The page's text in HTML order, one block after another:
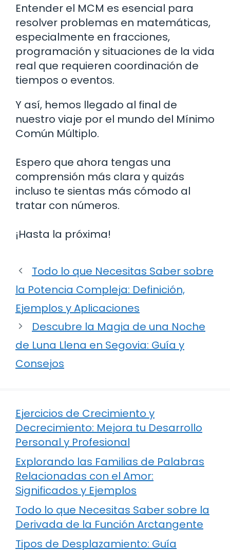
Entender el MCM es esencial para
resolver problemas en matemáticas,
especialmente en fracciones,
programación y situaciones de la vida
real que requieren coordinación de
tiempos o eventos.
Y así, hemos llegado al final de
nuestro viaje por el mundo del Mínimo
Común Múltiplo.
Espero que ahora tengas una
comprensión más clara y quizás
incluso te sientas más cómodo al
tratar con números.
¡Hasta la próxima!
Todo lo que Necesitas Saber sobre
la Potencia Compleja: Definición,
Ejemplos y Aplicaciones
Descubre la Magia de una Noche
de Luna Llena en Segovia: Guía y
Consejos
Ejercicios de Crecimiento y
Decrecimiento: Mejora tu Desarrollo
Personal y Profesional
Explorando las Familias de Palabras
Relacionadas con el Amor:
Significados y Ejemplos
Todo lo que Necesitas Saber sobre la
Derivada de la Función Arctangente
Tipos de Desplazamiento: Guía